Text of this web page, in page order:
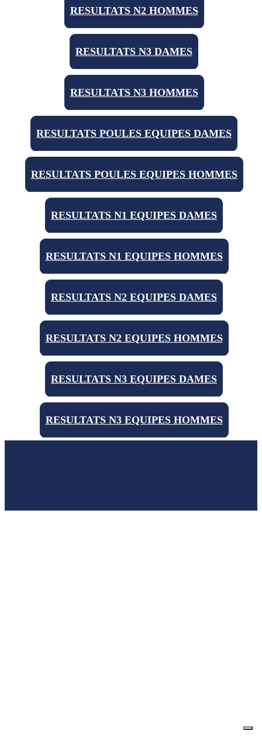
RESULTATS N2 HOMMES
RESULTATS N3 DAMES
RESULTATS N3 HOMMES
RESULTATS POULES EQUIPES DAMES
RESULTATS POULES EQUIPES HOMMES
RESULTATS N1 EQUIPES DAMES
RESULTATS N1 EQUIPES HOMMES
RESULTATS N2 EQUIPES DAMES
RESULTATS N2 EQUIPES HOMMES
RESULTATS N3 EQUIPES DAMES
RESULTATS N3 EQUIPES HOMMES